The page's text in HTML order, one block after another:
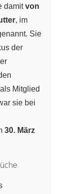
damitvon
, im
Sie
der
Mitglied
sie bei
30. März